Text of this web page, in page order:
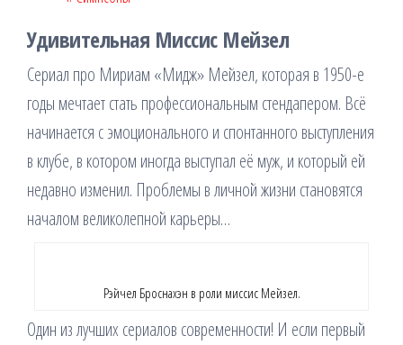
Удивительная Миссис Мейзел
Сериал про Мириам «Мидж» Мейзел, которая в 1950-е
годы мечтает стать профессиональным стендапером. Всё
начинается с эмоционального и спонтанного выступления
в клубе, в котором иногда выступал её муж, и который ей
недавно изменил. Проблемы в личной жизни становятся
началом великолепной карьеры…
Рэйчел Броснахэн в роли миссис Мейзел.
Один из лучших сериалов современности! И если первый